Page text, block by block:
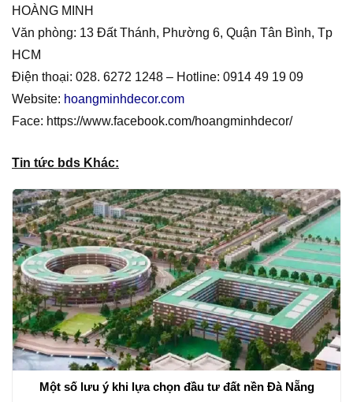
HOÀNG MINH
Văn phòng: 13 Đất Thánh, Phường 6, Quận Tân Bình, Tp
HCM
Điện thoại: 028. 6272 1248 – Hotline: 0914 49 19 09
Website: hoangminhdecor.com
Face: https://www.facebook.com/hoangminhdecor/
Tin tức bds Khác:
Một số lưu ý khi lựa chọn đầu tư đất nền Đà Nẵng